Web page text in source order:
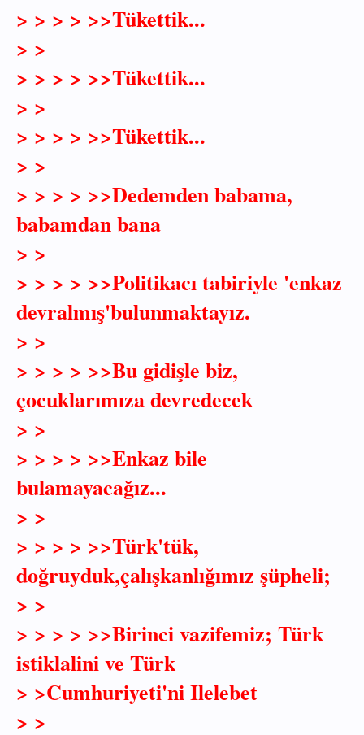
> > > > >>Tükettik...
> >
> > > > >>Tükettik...
> >
> > > > >>Tükettik...
> >
> > > > >>Dedemden babama,
babamdan bana
> >
> > > > >>Politikacı tabiriyle 'enkaz
devralmış'bulunmaktayız.
> >
> > > > >>Bu gidişle biz,
çocuklarımıza devredecek
> >
> > > > >>Enkaz bile
bulamayacağız...
> >
> > > > >>Türk'tük,
doğruyduk,çalışkanlığımız şüpheli;
> >
> > > > >>Birinci vazifemiz; Türk
istiklalini ve Türk
> >Cumhuriyeti'ni Ilelebet
> >